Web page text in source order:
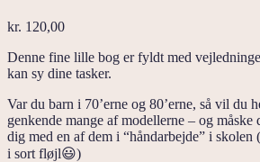
kr. 120,00
Denne fine lille bog er fyldt med
kan sy dine tasker.
Var du barn i 70’erne og 80’erne, så vil du
genkende mange af modellerne – og måske
dig med en af dem i “håndarbejde” i
i sort fløjl😃)